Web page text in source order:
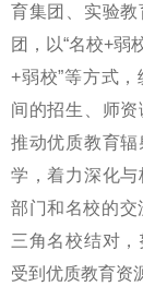
育集团、实验
团，以“名校+弱
+弱校”等方式
间的招生、师资
推动优质教育
学，着力深化
部门和名校的交
三角名校结对
受到优质教育资